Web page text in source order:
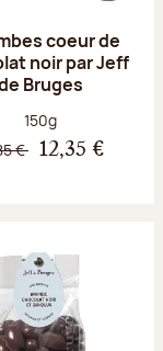
coeur de
noir par Jeff
Bruges
Poids net :
150g
€ 12,35 €